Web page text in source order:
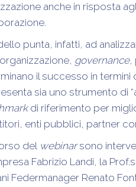
anche in risposta
punta, infatti, ad
governance,
il successo in termini
sia uno strumento di
di riferimento per
enti pubblici, partner
del webinarsono
Fabrizio Landi, la
Federmanager Renato